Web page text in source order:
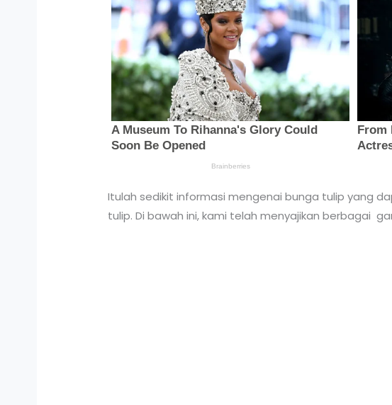
Itulah sedikit informasi mengenai bunga tulip yang
tulip. Di bawah ini, kami telah menyajikan berbagai